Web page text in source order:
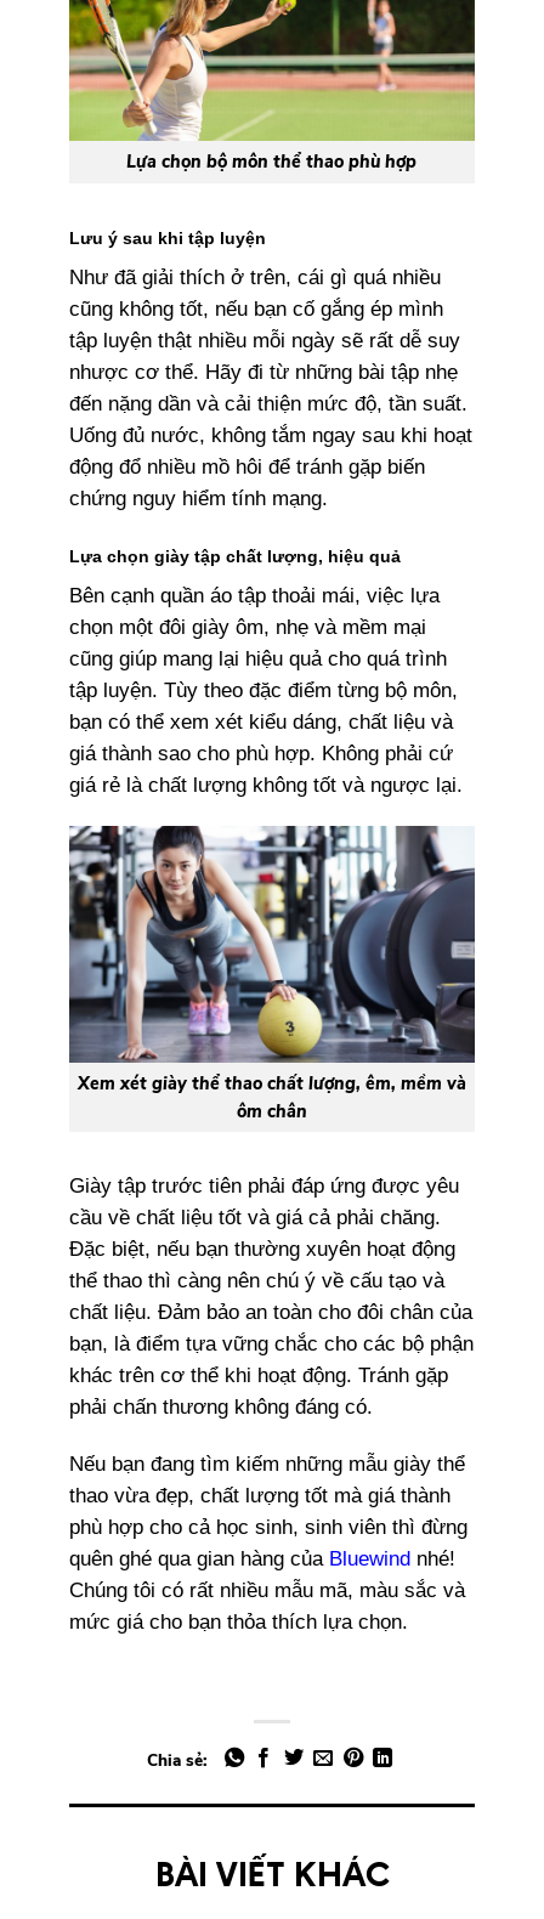
Lựa chọn bộ môn thể thao phù hợp
Lưu ý sau khi tập luyện
Như đã giải thích ở trên, cái gì quá nhiều
cũng không tốt, nếu bạn cố gắng ép mình
tập luyện thật nhiều mỗi ngày sẽ rất dễ suy
nhược cơ thể. Hãy đi từ những bài tập nhẹ
đến nặng dần và cải thiện mức độ, tần suất.
Uống đủ nước, không tắm ngay sau khi hoạt
động đổ nhiều mồ hôi để tránh gặp biến
chứng nguy hiểm tính mạng.
Lựa chọn giày tập chất lượng, hiệu quả
Bên cạnh quần áo tập thoải mái, việc lựa
chọn một đôi giày ôm, nhẹ và mềm mại
cũng giúp mang lại hiệu quả cho quá trình
tập luyện. Tùy theo đặc điểm từng bộ môn,
bạn có thể xem xét kiểu dáng, chất liệu và
giá thành sao cho phù hợp. Không phải cứ
giá rẻ là chất lượng không tốt và ngược lại.
Xem xét giày thể thao chất lượng, êm, mềm và
ôm chân
Giày tập trước tiên phải đáp ứng được yêu
cầu về chất liệu tốt và giá cả phải chăng.
Đặc biệt, nếu bạn thường xuyên hoạt động
thể thao thì càng nên chú ý về cấu tạo và
chất liệu. Đảm bảo an toàn cho đôi chân của
bạn, là điểm tựa vững chắc cho các bộ phận
khác trên cơ thể khi hoạt động. Tránh gặp
phải chấn thương không đáng có.
Nếu bạn đang tìm kiếm những mẫu giày thể
thao vừa đẹp, chất lượng tốt mà giá thành
phù hợp cho cả học sinh, sinh viên thì đừng
quên ghé qua gian hàng của Bluewind nhé!
Chúng tôi có rất nhiều mẫu mã, màu sắc và
mức giá cho bạn thỏa thích lựa chọn.
Chia sẻ:
BÀI VIẾT KHÁC